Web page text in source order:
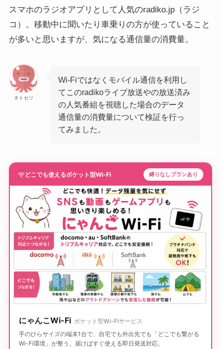
スマホのラジオアプリとして人気のradiko.jp（ラジ
コ）。移動中に聞いたり車乗りの方が使っていること
が多いと思いますが、気になる通信量の消費量。
ネトセツ
Wi-Fiではなくモバイル通信を利用し
てこのradikoライブ放送やの放送済み
の人気番組を視聴した場合のデータ
通信量の消費量について検証を行っ
てみました。
どこでも使えるポケット型Wi-Fi 縛りなしプランあり
にゃんこWi-Fi ポケット型Wi-Fiサービス
手のひらサイズの端末1台で、自宅でも外出先でも「どこでも繋がる
Wi-Fi環境」が整う。届けばすぐ使える即日発送対応。